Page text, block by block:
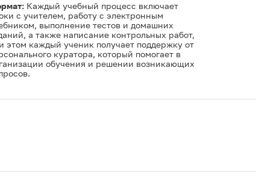
Каждый учебный процесс включает
с учителем, работу с электронным
выполнение тестов и домашних
а также написание контрольных работ,
этом каждый ученик получает поддержку от
куратора, который помогает в
обучения и решении возникающих